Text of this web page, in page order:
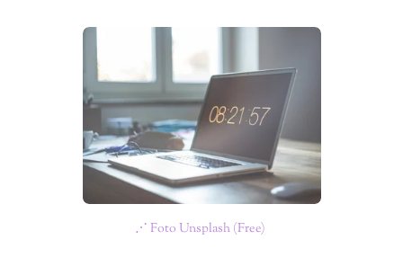
⋰ Foto Unsplash (Free)